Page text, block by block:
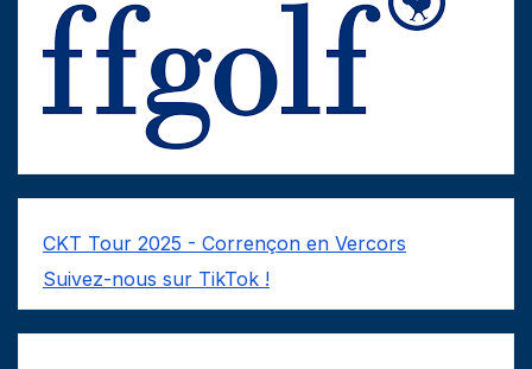
CKT Tour 2025 - Corrençon en Vercors
Suivez-nous sur TikTok !